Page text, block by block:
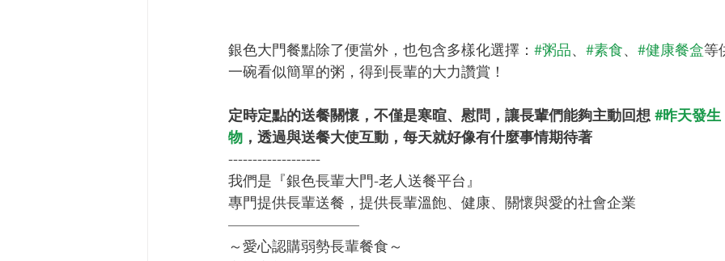
銀色大門餐點除了便當外，也包含多樣化選擇： #粥品、 #素食、 #健康餐盒等
一碗看似簡單的粥，得到長輩的大力讚賞！
定時定點的送餐關懷，不僅是寒暄、慰問，讓長輩們能夠主動回想 #昨天發生
物 ，透過與送餐大使互動，每天就好像有什麼事情期待著
-------------------
我們是『銀色長輩大門-老人送餐平台』
專門提供長輩送餐，提供長輩溫飽、健康、關懷與愛的社會企業
—————————
～愛心認購弱勢長輩餐食～